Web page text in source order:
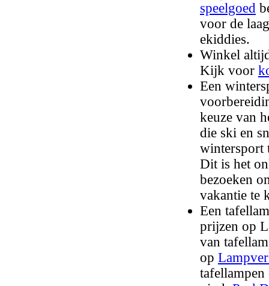
speelgoed
voor de
ekiddies.
Winkel
Kijk voor
Een
keuze van
die ski en
wintersport
Dit is het
bezoeken
vakantie te
Een
prijzen op
van
op
tafellampen